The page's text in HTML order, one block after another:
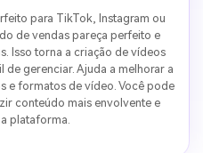
para TikTok, Instagram ou
de vendas pareça perfeito e
Isso torna a criação de vídeos
de gerenciar. Ajuda a melhorar a
e formatos de vídeo. Você pode
conteúdo mais envolvente e
plataforma.